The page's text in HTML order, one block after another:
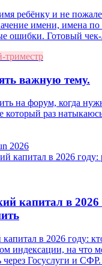
ребёнку и не
имени, имена
ошибки. Готовый
триместр
важную тему.
на форум, когда
который раз
2026
капитал в 2026
в 2026 году:
индексации, на что
через Госуслуги и